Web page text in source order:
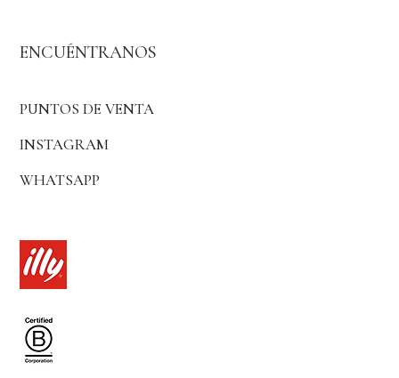
ENCUÉNTRANOS
PUNTOS DE VENTA
INSTAGRAM
WHATSAPP